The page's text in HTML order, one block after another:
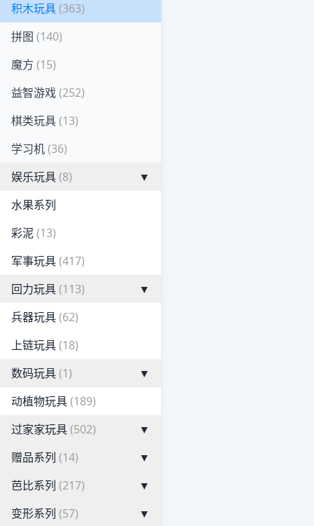
积木玩具(363)
拼图 (140)
魔方 (15)
益智游戏(252)
棋类玩具(13)
学习机(36)
娱乐玩具(8)
▼
水果系列
彩泥(13)
军事玩具(417)
回力玩具(113)
▼
兵器玩具(62)
上链玩具(18)
数码玩具(1)
▼
动植物玩具(189)
过家家玩具(502)
▼
赠品系列 (14)
▼
芭比系列 (217)
▼
变形系列 (57)
▼